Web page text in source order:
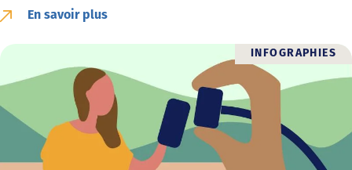
En savoir plus
INFOGRAPHIES